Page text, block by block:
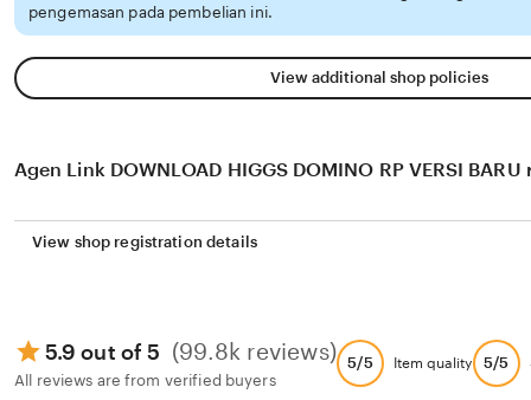
pengemasan pada pembelian ini.
View additional shop policies
Agen Link DOWNLOAD HIGGS DOMINO RP VERSI
View shop registration details
5.9 out of 5 (99.8k reviews)
All reviews are from verified buyers
5/5 Item quality 5/5